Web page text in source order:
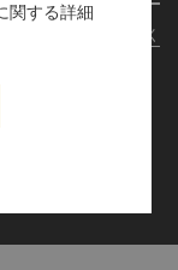
さらに詳しく
関する詳細